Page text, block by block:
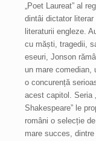
„Poet Laureat” al
dintâi dictator literar
literaturii engleze.
cu măști, tragedii,
eseuri, Jonson
un mare comedian,
o concurență
acest capitol. Seria
Shakespeare” le
români o selecție
mare succes,